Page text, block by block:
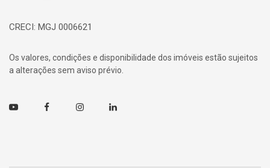
CRECI: MGJ 0006621
Os valores, condições e disponibilidade dos imóveis estão sujeitos
a alterações sem aviso prévio.
Youtube FacebookInstagramLinkedin